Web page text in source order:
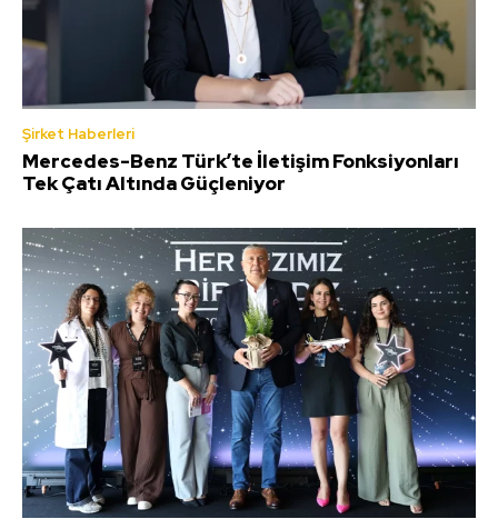
Şirket Haberleri
Mercedes-Benz Türk’te İletişim Fonksiyonları
Tek Çatı Altında Güçleniyor